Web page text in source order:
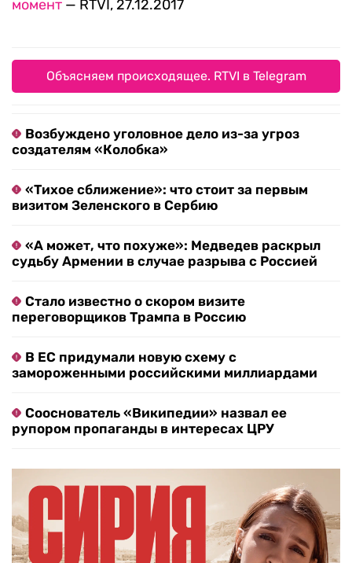
момент — RTVI, 27.12.2017
Объясняем происходящее. RTVI в Telegram
Возбуждено уголовное дело из-за угроз
создателям «Колобка»
«Тихое сближение»: что стоит за первым
визитом Зеленского в Сербию
«А может, что похуже»: Медведев раскрыл
судьбу Армении в случае разрыва с Россией
Стало известно о скором визите
переговорщиков Трампа в Россию
В ЕС придумали новую схему с
замороженными российскими миллиардами
Сооснователь «Википедии» назвал ее
рупором пропаганды в интересах ЦРУ